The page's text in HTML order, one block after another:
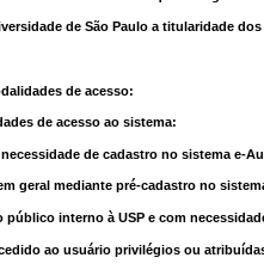
de São Paulo a titularidade
de acesso:
de acesso ao sistema:
de cadastro no sistema e-
geral mediante pré-cadastro no
interno à USP e com
ao usuário privilégios ou